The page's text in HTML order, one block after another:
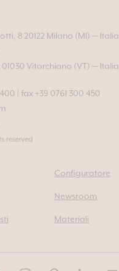
8 20122 Milano (MI) — Italia
Vitorchiano (VT) — Italia
fax +39 0761 300 450
reserved
Configuratore
Newsroom
Materiali